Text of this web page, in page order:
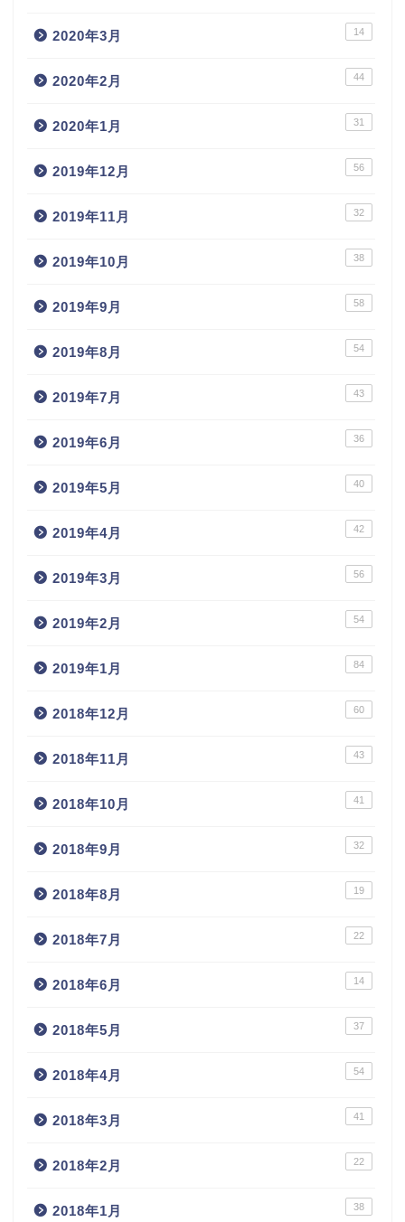
2020年3月 14
2020年2月 44
2020年1月 31
2019年12月 56
2019年11月 32
2019年10月 38
2019年9月 58
2019年8月 54
2019年7月 43
2019年6月 36
2019年5月 40
2019年4月 42
2019年3月 56
2019年2月 54
2019年1月 84
2018年12月 60
2018年11月 43
2018年10月 41
2018年9月 32
2018年8月 19
2018年7月 22
2018年6月 14
2018年5月 37
2018年4月 54
2018年3月 41
2018年2月 22
2018年1月 38